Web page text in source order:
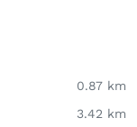
0.87 km
3.42 km